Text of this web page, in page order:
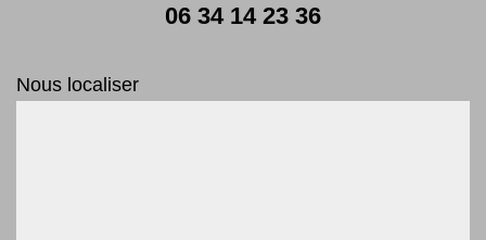
06 34 14 23 36
Nous localiser